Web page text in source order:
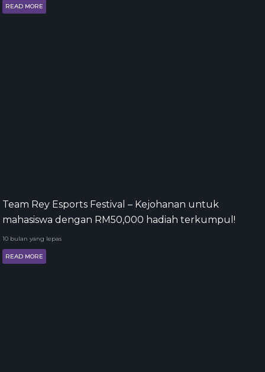
READ MORE
Team Rey Esports Festival – Kejohanan untuk
mahasiswa dengan RM50,000 hadiah terkumpul!
10 bulan yang lepas
READ MORE